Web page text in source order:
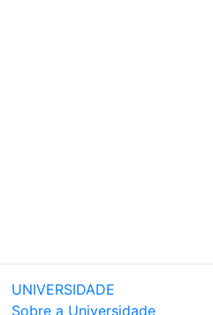
UNIVERSIDADE
Sobre a Universidade